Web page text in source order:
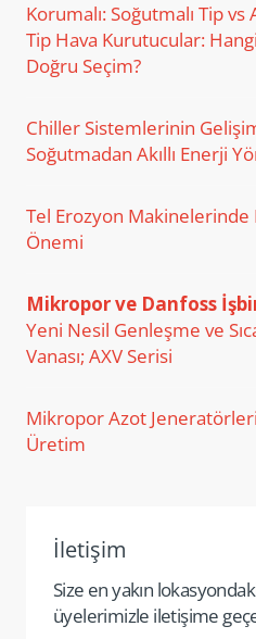
Korumalı: Soğutmalı Tip
Tip Hava Kurutucular:
Doğru Seçim?
Chiller Sistemlerinin
Soğutmadan Akıllı Enerji
Tel Erozyon Makinelerinde
Önemi
Mikropor ve Danfoss
Yeni Nesil Genleşme ve
Vanası; AXV Serisi
Mikropor Azot
Üretim
İletişim
Size en yakın
üyelerimizle iletişime